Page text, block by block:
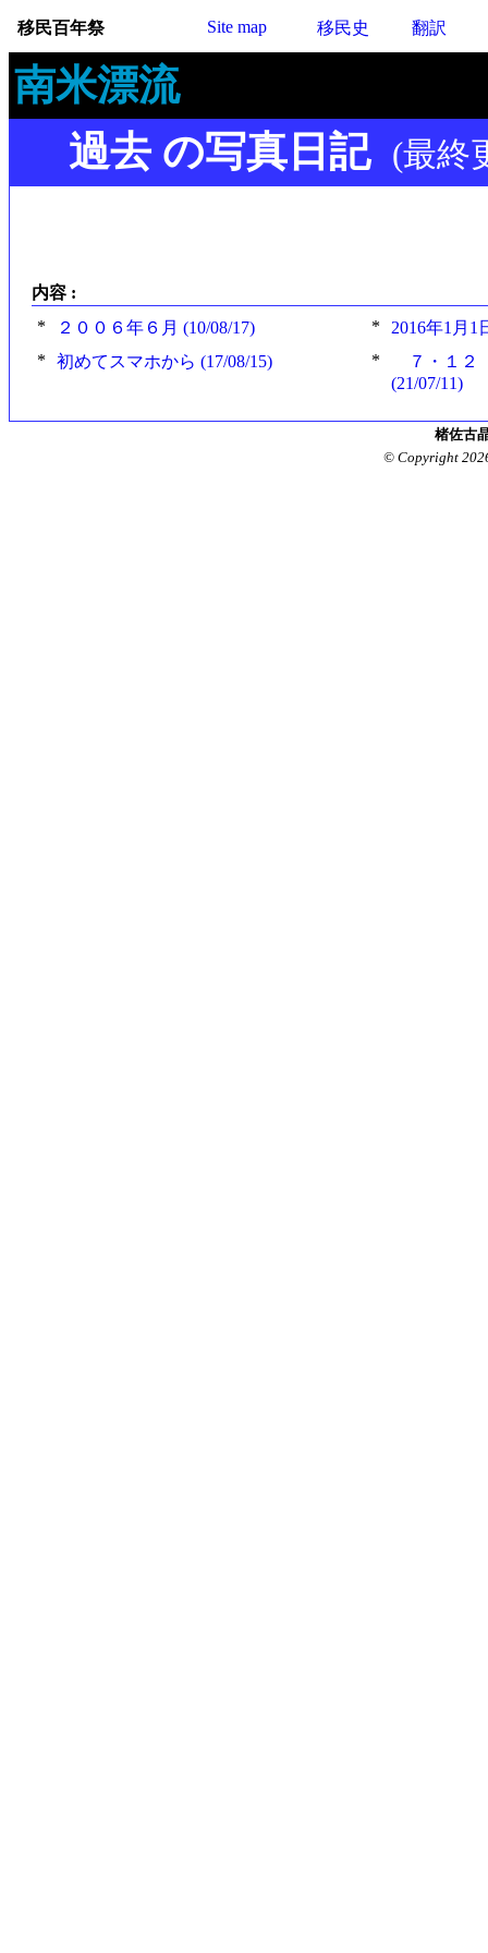
移民百年祭 Site map 移民史 翻訳
南米漂流
過去 の写真日記 (最終
内容 :
*
２００６年６月 (10/08/17) *
2016年1月1
*
初めてスマホから (17/08/15) *
７・１２
(21/07/11)
楮佐古
© Copyright